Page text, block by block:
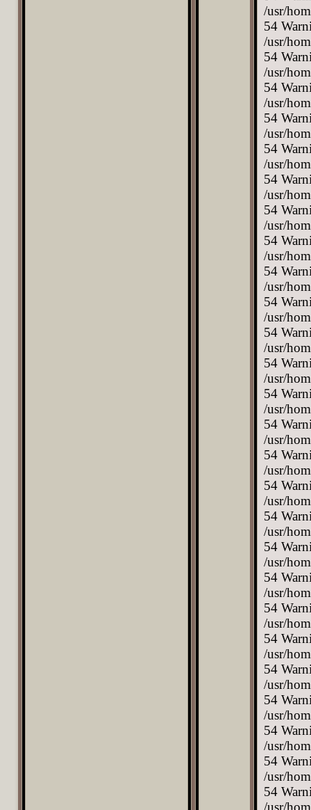
Warning: Trying to access array offset on value of type bool in /usr/home/Driver/domains/nevada.pl/public_html/category.php on line 54 Warning: Trying to access array offset on value of type bool in /usr/home/Driver/domains/nevada.pl/public_html/category.php on line 54 Warning: Trying to access array offset on value of type bool in /usr/home/Driver/domains/nevada.pl/public_html/category.php on line 54 Warning: Trying to access array offset on value of type bool in /usr/home/Driver/domains/nevada.pl/public_html/category.php on line 54 Warning: Trying to access array offset on value of type bool in /usr/home/Driver/domains/nevada.pl/public_html/category.php on line 54 Warning: Trying to access array offset on value of type bool in /usr/home/Driver/domains/nevada.pl/public_html/category.php on